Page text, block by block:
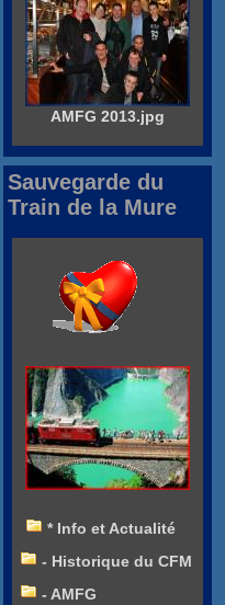
AMFG 2013.jpg
Sauvegarde du
Train de la Mure
* Info et Actualité
- Historique du CFM
- AMFG